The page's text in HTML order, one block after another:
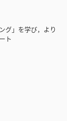
グ」を学び，より
ト